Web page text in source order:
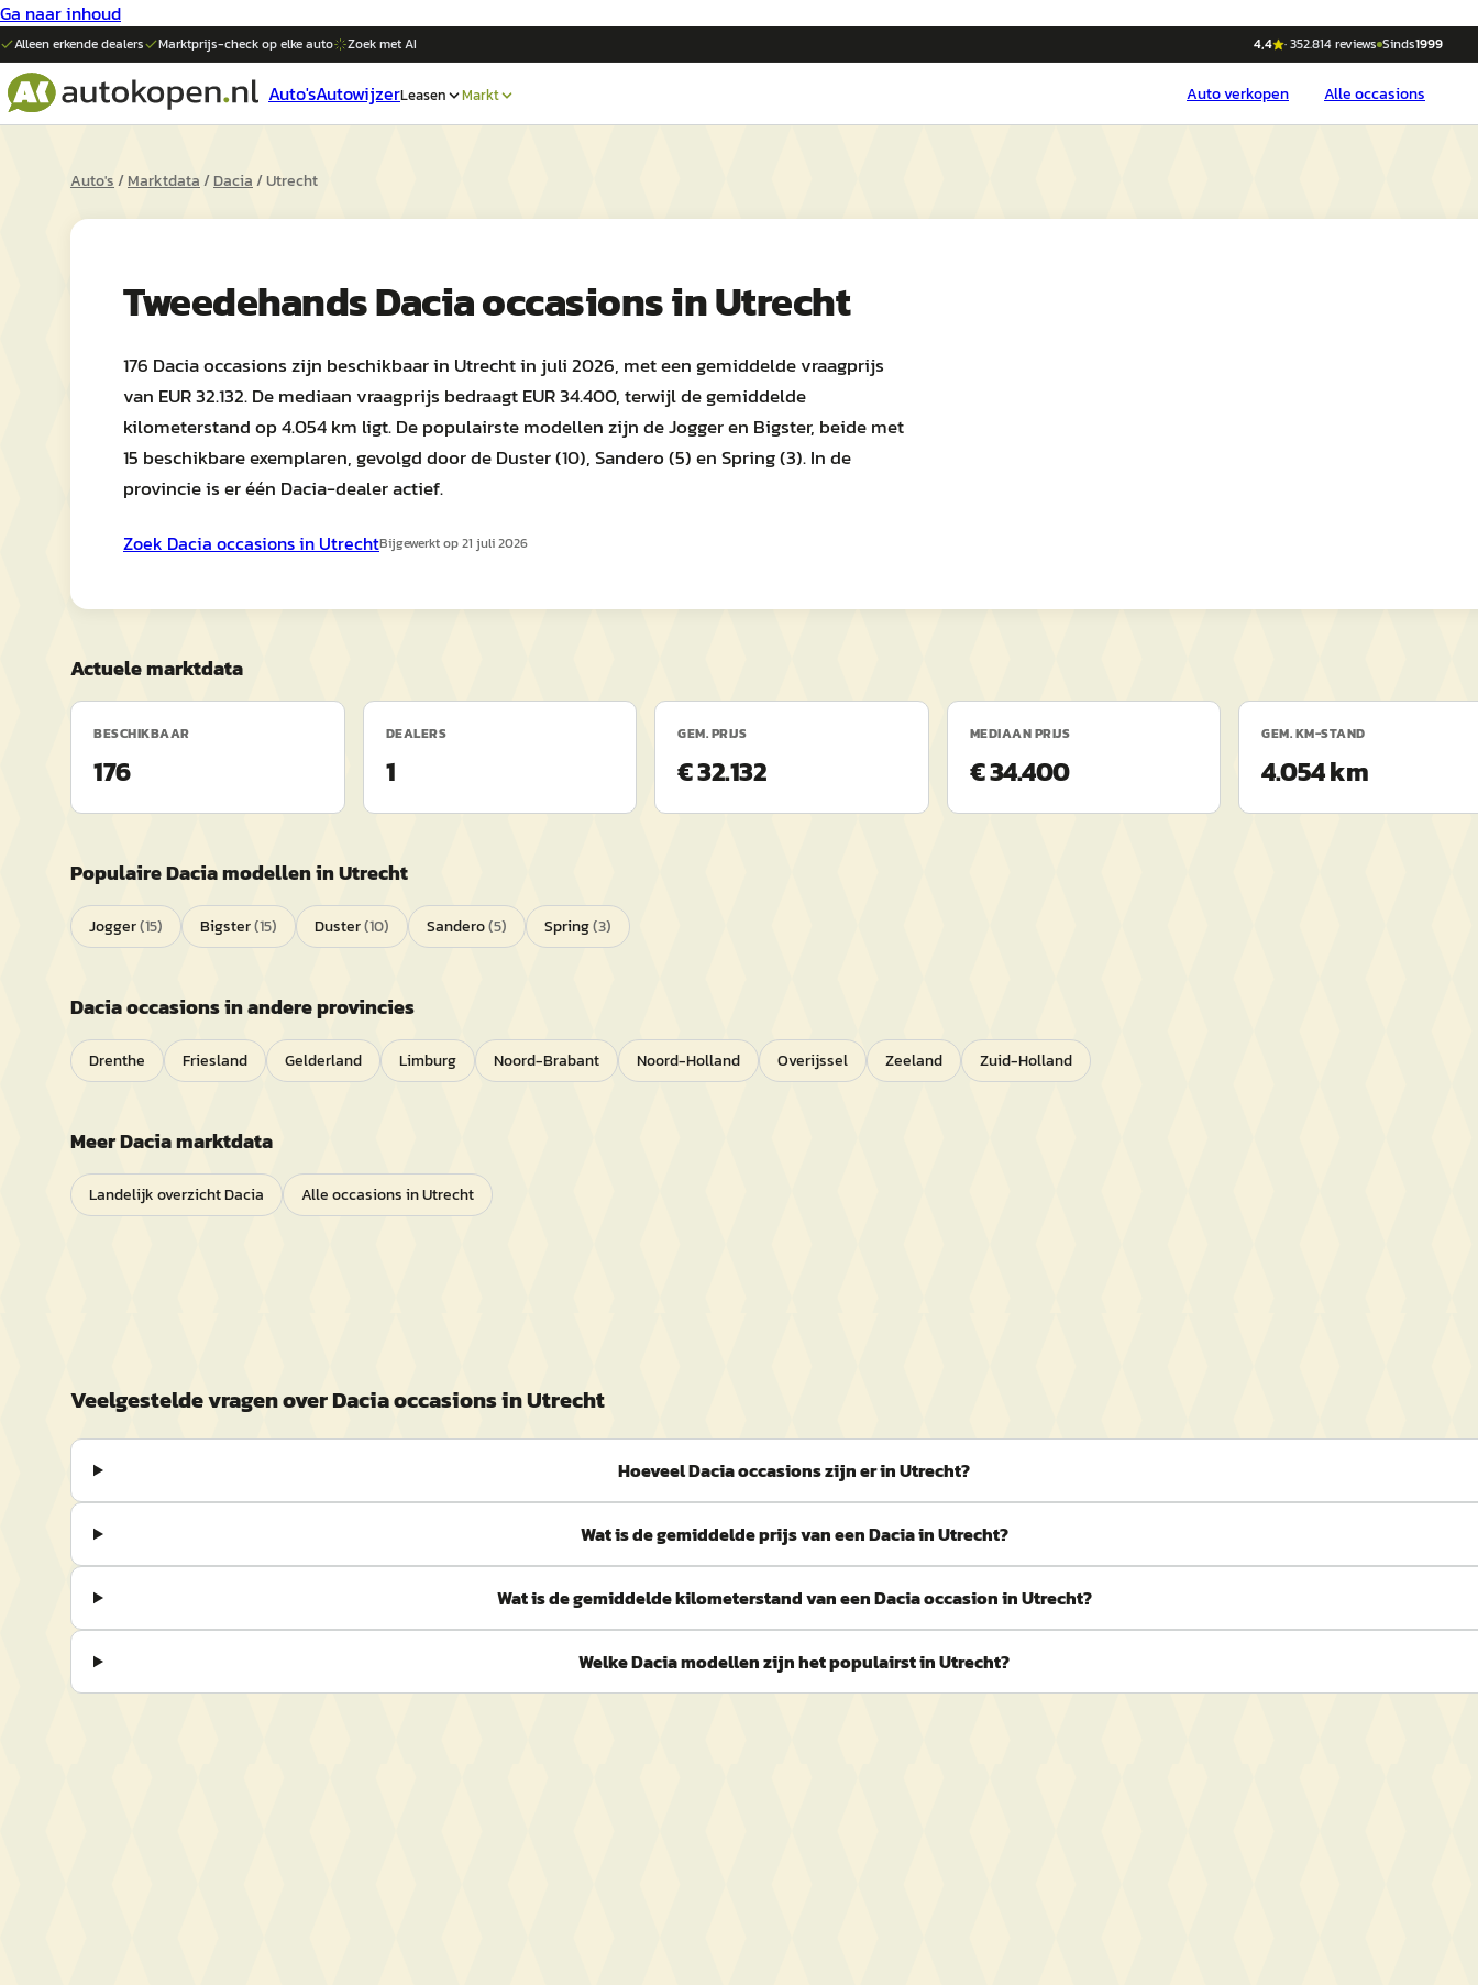
Ga naar inhoud
Alleen erkende dealers Marktprijs-check op elkeauto Zoek met AI 4,4 ·352.814reviews Sinds1999
Auto'sAutowijzerLeasen Markt Autoverkopen Alle occasions
Auto's/Marktdata/Dacia/Utrecht
TweedehandsDaciaoccasions inUtrecht
176 Dacia occasions zijn beschikbaar in Utrecht in juli 2026, met een gemiddelde vraagprijs
van EUR 32.132. De mediaan vraagprijs bedraagt EUR 34.400, terwijl de gemiddelde
kilometerstand op 4.054 km ligt. De populairste modellen zijn de Jogger en Bigster, beide met
15 beschikbare exemplaren, gevolgd door de Duster (10), Sandero (5) en Spring (3). In de
provincie is er één Dacia-dealer actief.
Zoek Dacia occasions in UtrechtBijgewerkt op21 juli 2026
Actuele marktdata
BESCHIKBAAR
176
DEALERS
1
GEM. PRIJS
€ 32.132
MEDIAAN PRIJS
€ 34.400
GEM. KM-STAND
4.054 km
PopulaireDaciamodellen inUtrecht
Jogger(15) Bigster(15) Duster(10) Sandero(5) Spring(3)
Daciaoccasions in andere provincies
Drenthe Friesland Gelderland Limburg Noord-Brabant Noord-Holland Overijssel Zeeland Zuid-Holland
MeerDaciamarktdata
Landelijk overzichtDacia Alle occasions inUtrecht
Veelgestelde vragen overDaciaoccasions inUtrecht
Hoeveel Dacia occasions zijn er in Utrecht?
Wat is de gemiddelde prijs van een Dacia in Utrecht?
Wat is de gemiddelde kilometerstand van een Dacia occasion in Utrecht?
Welke Dacia modellen zijn het populairst in Utrecht?